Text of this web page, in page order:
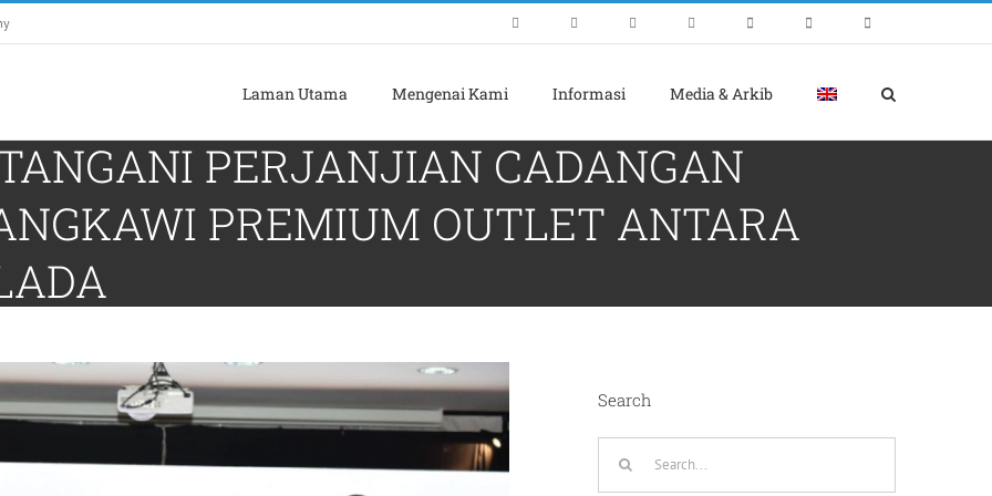
Laman Utama Mengenai Kami Informasi Media & Arkib
PERJANJIAN CADANGAN
PREMIUM OUTLET ANTARA
Search